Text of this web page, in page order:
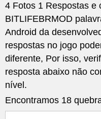
4 Fotos 1 Respostas e
BITLIFEBRMOD
Android da
respostas no jogo
diferente, Por isso,
resposta abaixo não
nível.
Encontramos 18